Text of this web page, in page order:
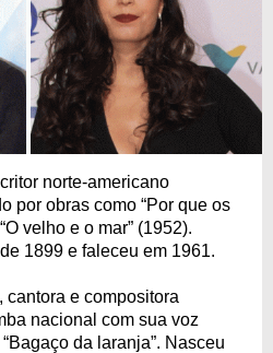
norte-americano
por obras como “Por que os
velho e o mar” (1952).
1899 e faleceu em 1961.
, cantora e compositora
nacional com sua voz
da laranja”. Nasceu